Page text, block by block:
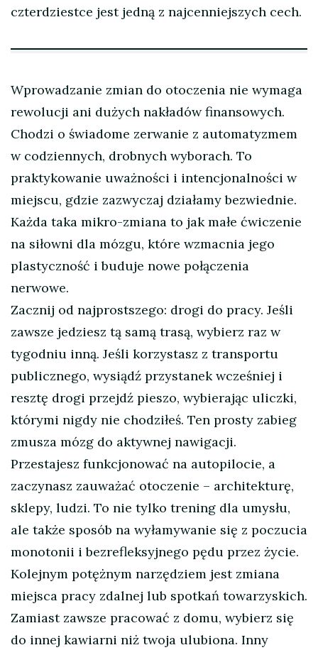
czterdziestce jest jedną z najcenniejszych cech.
Wprowadzanie zmian do otoczenia nie wymaga
rewolucji ani dużych nakładów finansowych.
Chodzi o świadome zerwanie z automatyzmem
w codziennych, drobnych wyborach. To
praktykowanie uważności i intencjonalności w
miejscu, gdzie zazwyczaj działamy bezwiednie.
Każda taka mikro-zmiana to jak małe ćwiczenie
na siłowni dla mózgu, które wzmacnia jego
plastyczność i buduje nowe połączenia
nerwowe.
Zacznij od najprostszego: drogi do pracy. Jeśli
zawsze jedziesz tą samą trasą, wybierz raz w
tygodniu inną. Jeśli korzystasz z transportu
publicznego, wysiądź przystanek wcześniej i
resztę drogi przejdź pieszo, wybierając uliczki,
którymi nigdy nie chodziłeś. Ten prosty zabieg
zmusza mózg do aktywnej nawigacji.
Przestajesz funkcjonować na autopilocie, a
zaczynasz zauważać otoczenie – architekturę,
sklepy, ludzi. To nie tylko trening dla umysłu,
ale także sposób na wyłamywanie się z poczucia
monotonii i bezrefleksyjnego pędu przez życie.
Kolejnym potężnym narzędziem jest zmiana
miejsca pracy zdalnej lub spotkań towarzyskich.
Zamiast zawsze pracować z domu, wybierz się
do innej kawiarni niż twoja ulubiona. Inny